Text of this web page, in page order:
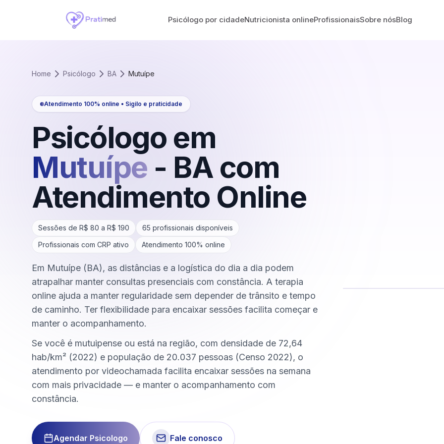
Psicólogo por cidadeNutricionista onlineProfissionaisSobre nósBlog
Home Psicólogo BA Mutuípe
Atendimento 100% online • Sigilo e praticidade
Psicólogo em
Mutuípe - BA com
Atendimento Online
Sessões de R$ 80 a R$ 190 65 profissionais disponíveis
Profissionais com CRP ativo
Atendimento 100% online
Em Mutuípe (BA), as distâncias e a logística do dia a dia podem
atrapalhar manter consultas presenciais com constância. A terapia
online ajuda a manter regularidade sem depender de trânsito e tempo
de caminho. Ter flexibilidade para encaixar sessões facilita começar e
manter o acompanhamento.
Se você é mutuipense ou está na região, com densidade de 72,64
hab/km² (2022) e população de 20.037 pessoas (Censo 2022), o
atendimento por videochamada facilita encaixar sessões na semana
com mais privacidade — e manter o acompanhamento com
constância.
Agendar Psicologo Fale conosco